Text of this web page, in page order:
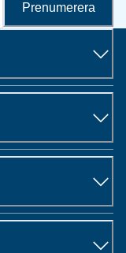
Prenumerera